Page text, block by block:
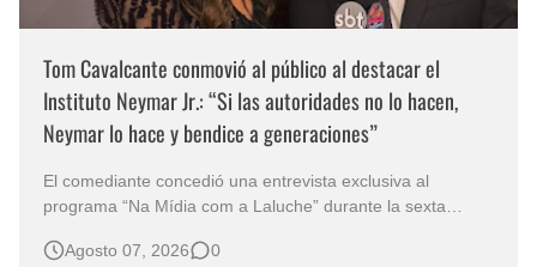
Tom Cavalcante conmovió al público al destacar el
Instituto Neymar Jr.: “Si las autoridades no lo hacen,
Neymar lo hace y bendice a generaciones”
El comediante concedió una entrevista exclusiva al
programa “Na Mídia com a Laluche” durante la sexta
eventos benéficos más importantes de Brasil. En medio del
Agosto 07, 2026 0